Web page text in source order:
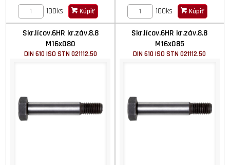
100ks
Kúpiť
100ks
Kúpiť
Skr.lícov.6HR kr.záv.8.8
M16x080
DIN 610 ISO STN 021112.50
Skr.lícov.6HR kr.záv.8.8
M16x085
DIN 610 ISO STN 021112.50